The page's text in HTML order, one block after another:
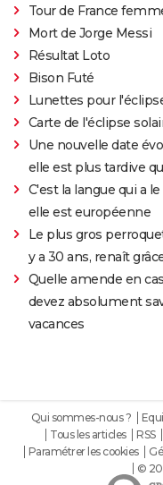
Tour de France
Mort de Jorge Messi
Résultat Loto
Bison Futé
Lunettes pour
Carte de l'éclipse
Une nouvelle date
elle est plus tardive
C'est la langue qui a
elle est européenne
Le plus gros
y a 30 ans, renaît
Quelle amende en
devez absolument
vacances
Qui sommes-nous ?
Tous les articles
RSS
Paramétrer les cookies
©